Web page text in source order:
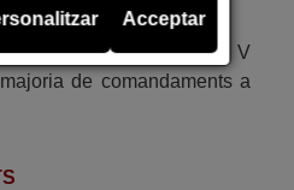
AAA
LR03 de tensió 1,5 V
de comandaments a
Acceptar